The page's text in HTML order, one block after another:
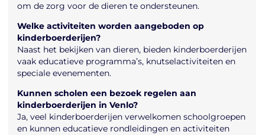
om de zorg voor de dieren te ondersteunen.
Welke activiteiten worden aangeboden op
kinderboerderijen?
Naast het bekijken van dieren, bieden kinderboerderijen
vaak educatieve programma’s, knutselactiviteiten en
speciale evenementen.
Kunnen scholen een bezoek regelen aan
kinderboerderijen in Venlo?
Ja, veel kinderboerderijen verwelkomen schoolgroepen
en kunnen educatieve rondleidingen en activiteiten